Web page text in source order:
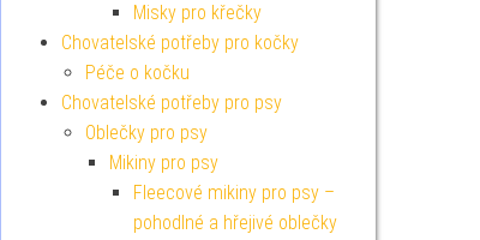
Misky pro křečky
Chovatelské potřeby pro kočky
Péče o kočku
Chovatelské potřeby pro psy
Oblečky pro psy
Mikiny pro psy
Fleecové mikiny pro psy –
pohodlné a hřejivé oblečky